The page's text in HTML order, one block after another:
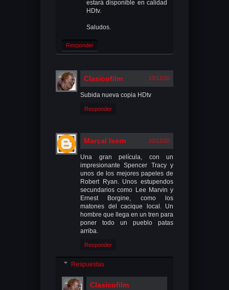
estará disponible en calidad
HDtv.
Saludos.
Responder
Clasicofilm 10/12/20
Subida nueva copia HDtv
Responder
Marçal Isern 10/12/20
Una gran película, con un
impresionante Spencer Tracy y
unos de los mejores papeles de
Robert Ryan. Unos estupendos
secundarios como Lee Marvin y
Ernest Borgine, como los
matones del cacique local. Un
hombre que llega en un tren para
poner todo un pueblo patas
arriba.
Responder
Respuestas
Clasicofilm